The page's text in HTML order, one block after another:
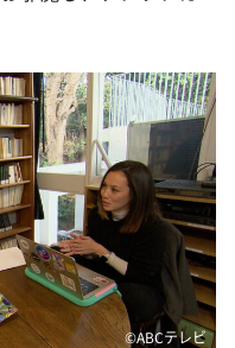
©️ABCテレビ